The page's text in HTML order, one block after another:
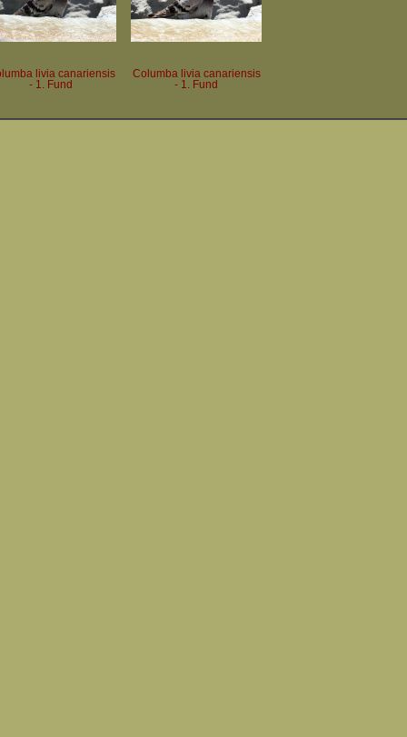
livia canariensis
- 1. Fund
Columba livia canariensis
- 1. Fund